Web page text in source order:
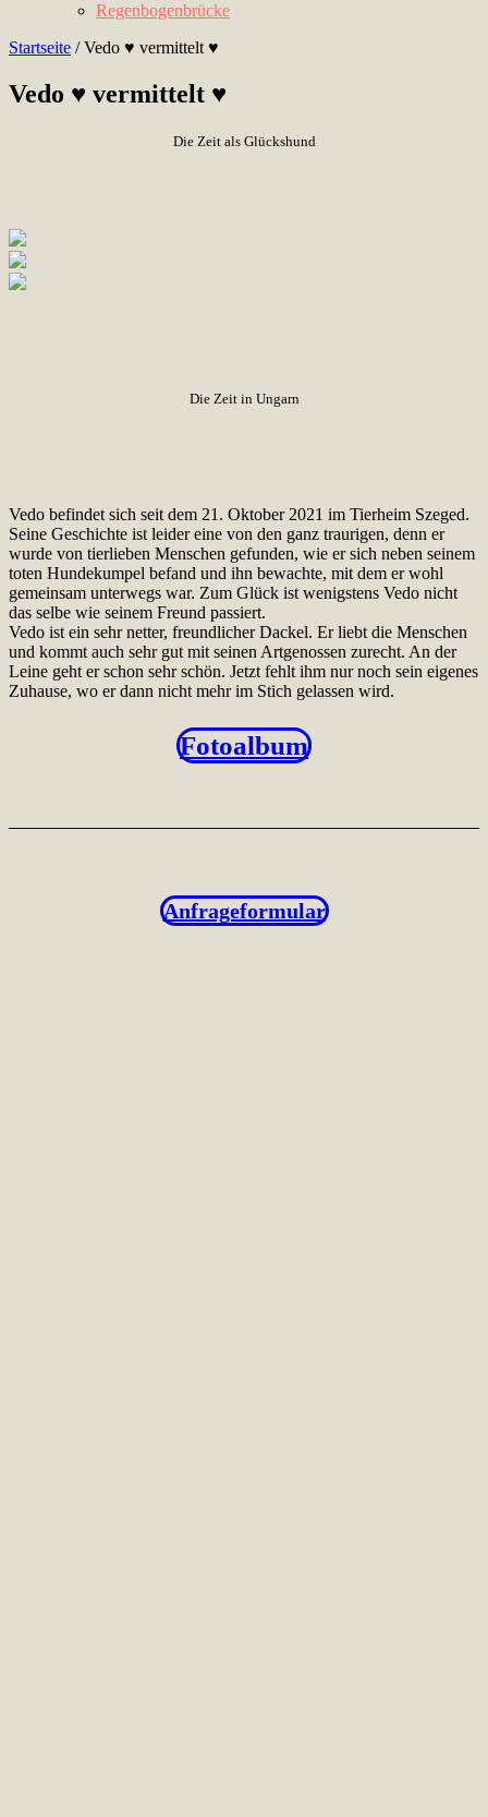
Regenbogenbrücke
Startseite /Vedo ♥ vermittelt ♥
Vedo ♥ vermittelt ♥
Die Zeit als Glückshund
Die Zeit in Ungarn
Vedo befindet sich seit dem 21. Oktober 2021 im Tierheim Szeged.
Seine Geschichte ist leider eine von den ganz traurigen, denn er
wurde von tierlieben Menschen gefunden, wie er sich neben seinem
toten Hundekumpel befand und ihn bewachte, mit dem er wohl
gemeinsam unterwegs war. Zum Glück ist wenigstens Vedo nicht
das selbe wie seinem Freund passiert.
Vedo ist ein sehr netter, freundlicher Dackel. Er liebt die Menschen
und kommt auch sehr gut mit seinen Artgenossen zurecht. An der
Leine geht er schon sehr schön. Jetzt fehlt ihm nur noch sein eigenes
Zuhause, wo er dann nicht mehr im Stich gelassen wird.
Fotoalbum
Anfrageformular